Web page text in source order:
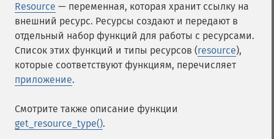
Resource — переменная, которая хранит ссылку на
внешний ресурс. Ресурсы создают и передают в
отдельный набор функций для работы с ресурсами.
Список этих функций и типы ресурсов (resource),
которые соответствуют функциям, перечисляет
приложение.
Смотрите также описание функции
get_resource_type().